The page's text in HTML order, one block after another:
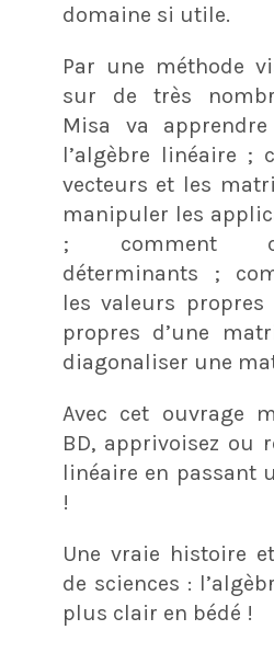
domaine si utile.
Par une méthode
sur de très
Misa va
l’algèbre linéaire ;
vecteurs et les
manipuler les
; comment
déterminants ;
les valeurs
propres d’une
diagonaliser une
Avec cet ouvrage
BD, apprivoisez ou
linéaire en passant
!
Une vraie histoire
de sciences :
plus clair en bédé !